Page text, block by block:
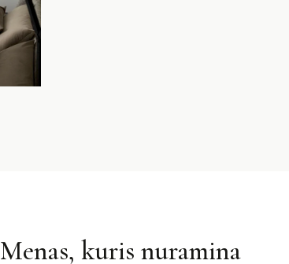
Menas, kuris nuramina